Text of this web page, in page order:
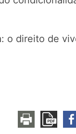
o direito de